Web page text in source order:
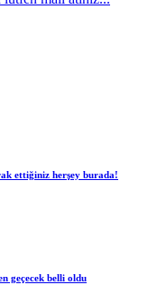
ettiğiniz herşey burada!
geçecek belli oldu